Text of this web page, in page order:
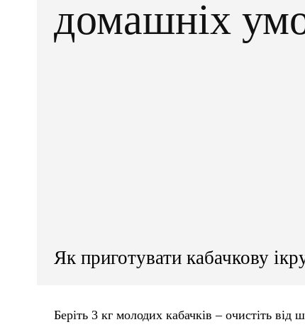
домашніх
Як приготувати кабачкову
Беріть 3 кг молодих кабачків – очистіть від